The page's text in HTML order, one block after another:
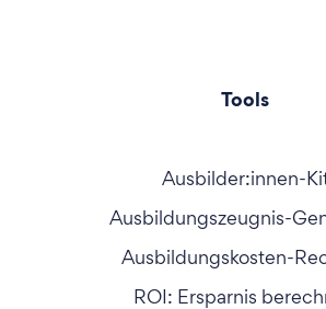
Tools
Ausbilder:innen-
Ausbildungszeugnis-
Ausbildungskosten-
ROI: Ersparnis